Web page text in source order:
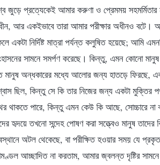
জুড়ে প্রত্যেকেই আমার করুণা ও প্রেমময়
আর একইভাবে তারা আমার পরীক্ষার অধীনও বটে।
একটা নির্দিষ্ট মাত্রা পর্যন্ত কলুষিত হয়েছে; আমি
সামনে সমর্পণ করেছে। কিন্তু, এমন কোনো মানুষ
অন্ধকারের মধ্যে আলোর জন্য হাতড়ে ফিরছে,
ছিল, কিন্তু সে কি তার নিজের জন্য একটা মুক্তির
থাকতে পারে, কিন্তু এমন কেউ কি আছে, সোচ্চারে
হৃদয়ে তখনো সন্দেহ পোষণ করা সত্ত্বেও মানুষ
অটল থেকেছে, বা পরীক্ষিত হওয়ার সময় যে
আচ্ছাদিত না করতাম, আমার জ্বলন্ত দৃষ্টির